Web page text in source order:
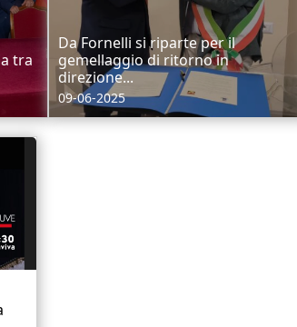
tra
Da Fornelli si riparte per il
gemellaggio di ritorno in
direzione...
09-06-2025